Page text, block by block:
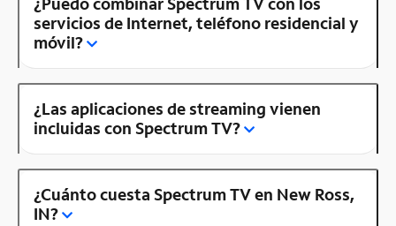
servicios de Internet, teléfono residencial y
móvil?
¿Las aplicaciones de streaming vienen
incluidas con Spectrum TV?
¿Cuánto cuesta Spectrum TV en New Ross,
IN?